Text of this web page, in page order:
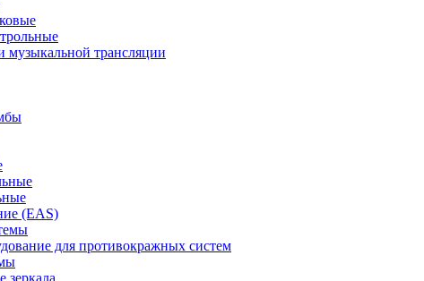
трансляции
(EAS)
для противокражных систем
зеркала